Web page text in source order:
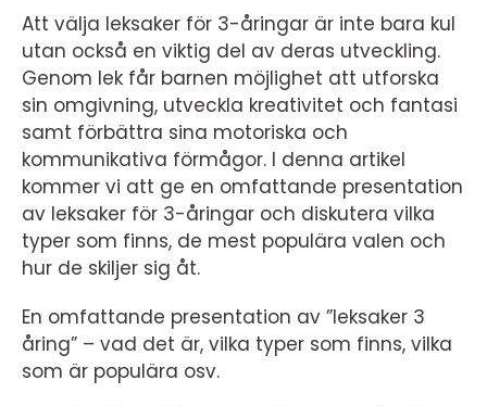
Att välja leksaker för 3-åringar är inte bara kul
utan också en viktig del av deras utveckling.
Genom lek får barnen möjlighet att utforska
sin omgivning, utveckla kreativitet och fantasi
samt förbättra sina motoriska och
kommunikativa förmågor. I denna artikel
kommer vi att ge en omfattande presentation
av leksaker för 3-åringar och diskutera vilka
typer som finns, de mest populära valen och
hur de skiljer sig åt.
En omfattande presentation av ”leksaker 3
åring” – vad det är, vilka typer som finns, vilka
som är populära osv.